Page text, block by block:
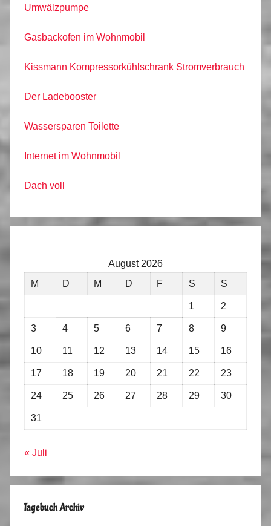
Umwälzpumpe
Gasbackofen im Wohnmobil
Kissmann Kompressorkühlschrank Stromverbrauch
Der Ladebooster
Wassersparen Toilette
Internet im Wohnmobil
Dach voll
August 2026
M
D M D F S S
1 2
3 4 5 6 7 8 9
10 11 12 13 14 15 16
17 18 19 20 21 22 23
24 25 26 27 28 29 30
31
« Juli
Tagebuch Archiv